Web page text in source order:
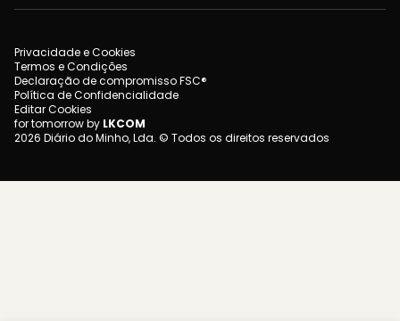
Privacidade e Cookies
Termos e Condições
Declaração de compromisso FSC®
Política de Confidencialidade
Editar Cookies
for tomorrow by LKCOM
2026 Diário do Minho, Lda. © Todos os direitos reservados